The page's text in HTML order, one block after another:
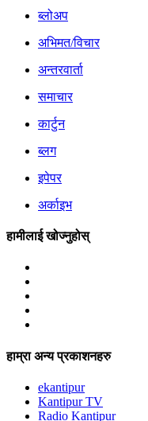
ब्लोअप
अभिमत/विचार
अन्तरवार्ता
समाचार
कार्टुन
ब्लग
इपेपर
अर्काइभ
हामीलाई खोज्नुहोस्
हाम्रा अन्य प्रकाशनहरु
ekantipur
Kantipur TV
Radio Kantipur